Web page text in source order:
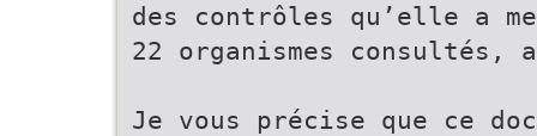
des contrôles qu’elle a
22 organismes consultés,
Je vous précise que ce